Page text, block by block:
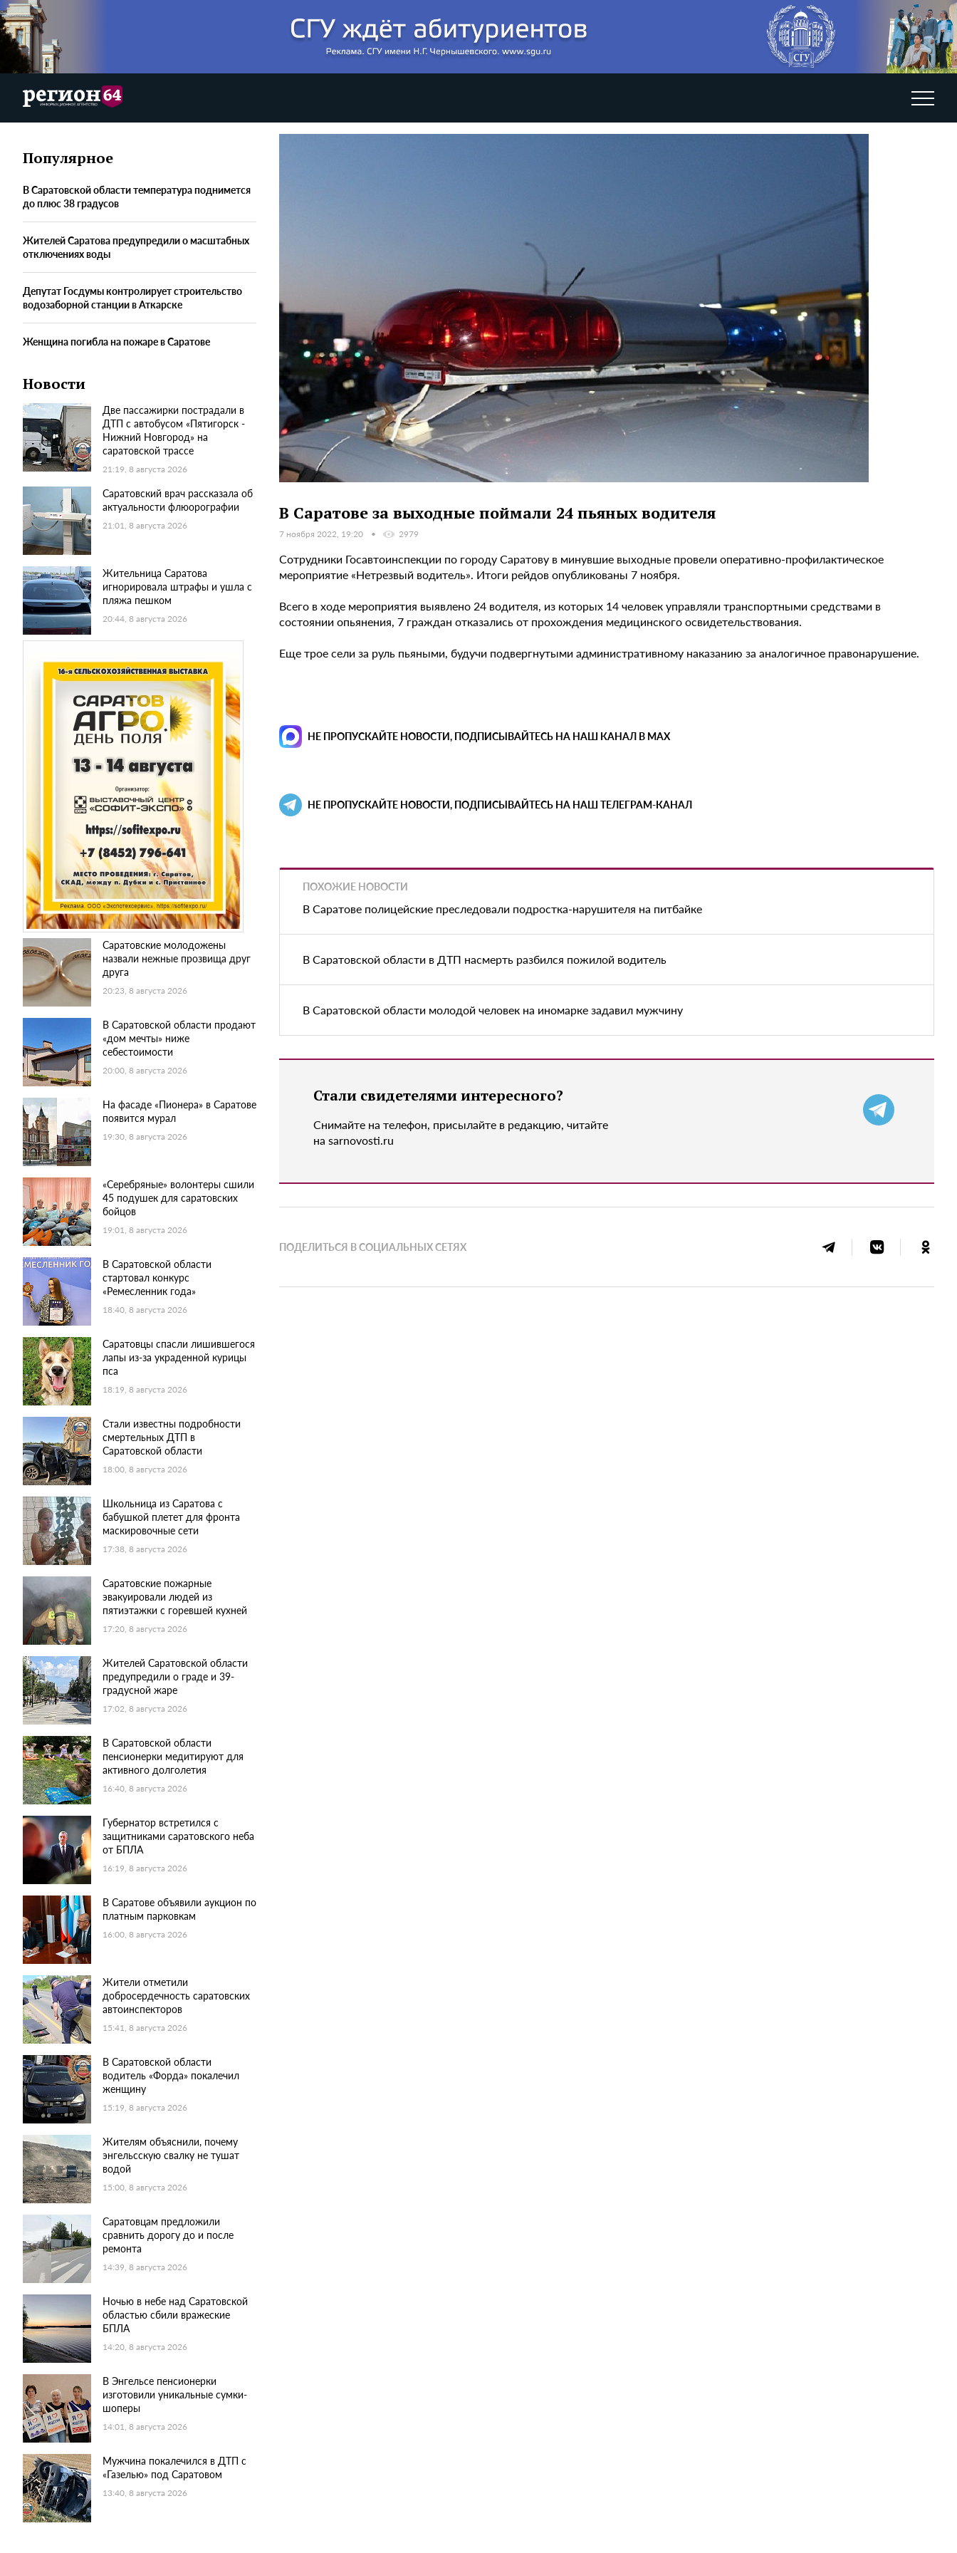
Популярное
В Саратовской области температура поднимется
до плюс 38 градусов
Жителей Саратова предупредили о масштабных
отключениях воды
Депутат Госдумы контролирует строительство
водозаборной станции в Аткарске
Женщина погибла на пожаре в Саратове
Новости
Две пассажирки пострадали в
ДТП с автобусом «Пятигорск -
Нижний Новгород» на
саратовской трассе
21:19, 8 августа 2026
Саратовский врач рассказала об
актуальности флюорографии
21:01, 8 августа 2026
Жительница Саратова
игнорировала штрафы и ушла с
пляжа пешком
20:44, 8 августа 2026
Саратовские молодожены
назвали нежные прозвища друг
друга
20:23, 8 августа 2026
В Саратовской области продают
«дом мечты» ниже
себестоимости
20:00, 8 августа 2026
На фасаде «Пионера» в Саратове
появится мурал
19:30, 8 августа 2026
«Серебряные» волонтеры сшили
45 подушек для саратовских
бойцов
19:01, 8 августа 2026
В Саратовской области
стартовал конкурс
«Ремесленник года»
18:40, 8 августа 2026
Саратовцы спасли лишившегося
лапы из-за украденной курицы
пса
18:19, 8 августа 2026
Стали известны подробности
смертельных ДТП в
Саратовской области
18:00, 8 августа 2026
Школьница из Саратова с
бабушкой плетет для фронта
маскировочные сети
17:38, 8 августа 2026
Саратовские пожарные
эвакуировали людей из
пятиэтажки с горевшей кухней
17:20, 8 августа 2026
Жителей Саратовской области
предупредили о граде и 39-
градусной жаре
17:02, 8 августа 2026
В Саратовской области
пенсионерки медитируют для
активного долголетия
16:40, 8 августа 2026
Губернатор встретился с
защитниками саратовского неба
от БПЛА
16:19, 8 августа 2026
В Саратове объявили аукцион по
платным парковкам
16:00, 8 августа 2026
Жители отметили
добросердечность саратовских
автоинспекторов
15:41, 8 августа 2026
В Саратовской области
водитель «Форда» покалечил
женщину
15:19, 8 августа 2026
Жителям объяснили, почему
энгельсскую свалку не тушат
водой
15:00, 8 августа 2026
Саратовцам предложили
сравнить дорогу до и после
ремонта
14:39, 8 августа 2026
Ночью в небе над Саратовской
областью сбили вражеские
БПЛА
14:20, 8 августа 2026
В Энгельсе пенсионерки
изготовили уникальные сумки-
шоперы
14:01, 8 августа 2026
Мужчина покалечился в ДТП с
«Газелью» под Саратовом
13:40, 8 августа 2026
В Саратове за выходные поймали 24 пьяных водителя
7 ноября 2022, 19:20 2979
Сотрудники Госавтоинспекции по городу Саратову в минувшие выходные провели оперативно-профилактическое
мероприятие «Нетрезвый водитель». Итоги рейдов опубликованы 7 ноября.
Всего в ходе мероприятия выявлено 24 водителя, из которых 14 человек управляли транспортными средствами в
состоянии опьянения, 7 граждан отказались от прохождения медицинского освидетельствования.
Еще трое сели за руль пьяными, будучи подвергнутыми административному наказанию за аналогичное правонарушение.
НЕ ПРОПУСКАЙТЕ НОВОСТИ, ПОДПИСЫВАЙТЕСЬ НА НАШ КАНАЛ В MAX
НЕ ПРОПУСКАЙТЕ НОВОСТИ, ПОДПИСЫВАЙТЕСЬ НА НАШ ТЕЛЕГРАМ-КАНАЛ
ПОХОЖИЕ НОВОСТИ
В Саратове полицейские преследовали подростка-нарушителя на питбайке
В Саратовской области в ДТП насмерть разбился пожилой водитель
В Саратовской области молодой человек на иномарке задавил мужчину
Стали свидетелями интересного?
Снимайте на телефон, присылайте в редакцию, читайте
на sarnovosti.ru
ПОДЕЛИТЬСЯ В СОЦИАЛЬНЫХ СЕТЯХ